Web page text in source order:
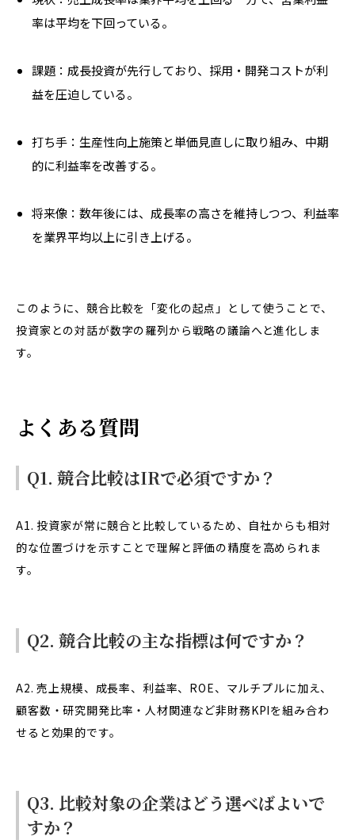
率は平均を下回っている。
課題：成長投資が先行しており、採用・開発コストが利
益を圧迫している。
打ち手：生産性向上施策と単価見直しに取り組み、中期
的に利益率を改善する。
将来像：数年後には、成長率の高さを維持しつつ、利益率
を業界平均以上に引き上げる。
このように、競合比較を「変化の起点」として使うことで、
投資家との対話が数字の羅列から戦略の議論へと進化しま
す。
よくある質問
Q1. 競合比較はIRで必須ですか？
A1. 投資家が常に競合と比較しているため、自社からも相対
的な位置づけを示すことで理解と評価の精度を高められま
す。
Q2. 競合比較の主な指標は何ですか？
A2. 売上規模、成長率、利益率、ROE、マルチプルに加え、
顧客数・研究開発比率・人材関連など非財務KPIを組み合わ
せると効果的です。
Q3. 比較対象の企業はどう選べばよいで
すか？